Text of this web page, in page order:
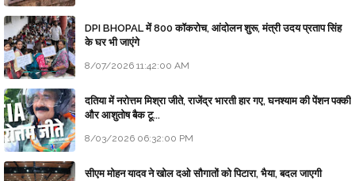
DPI BHOPAL में 800 कॉकरोच, आंदोलन शुरू, मंत्री उदय प्रताप सिंह
के घर भी जाएंगे
8/07/2026 11:42:00 AM
दतिया में नरोत्तम मिश्रा जीते, राजेंद्र भारती हार गए, घनश्याम की पेंशन पक्की
और आशुतोष बैक टू...
8/03/2026 06:32:00 PM
सीएम मोहन यादव ने खोल दओ सौगातों को पिटारा, भैया, बदल जाएगी